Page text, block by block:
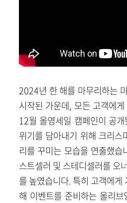
2024년 한해를 마무리하는
시작된 가운데, 모든 고객에게
12월 올영세일 캠페인이 공
위기를 담아내기 위해 크리스
리를 꾸미는 모습을 연출했습
스트셀러 및 스테디셀러를오
를높였습니다. 특히 고객에게
해 이벤트를 준비하는 올리브